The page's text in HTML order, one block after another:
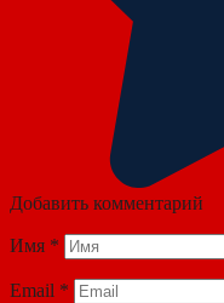
Добавить комментарий
Имя *
Email *